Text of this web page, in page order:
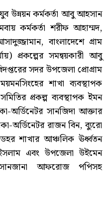
উন্নয়ন কর্মকর্তা আবু আহসান
কর্মকর্তা শরীফ আহাম্মদ,
বাংলাদেশে গ্রাম
প্রকল্পের সমন্বয়কারী আবু
সদর উপজেলা প্রোগ্রাম
শাখা ব্যবস্থাপক
প্রকল্প ব্যবস্থাপক ইমন
অর্ডিনেটর সানজিদা আক্তার
অর্ডিনেটর রাজন বিন, ব্যুরো
শাখার আঞ্চলিক ঊর্ধ্বতন
এবং উপজেলা উইমেন
সানজানা আফরোজ পপিসহ